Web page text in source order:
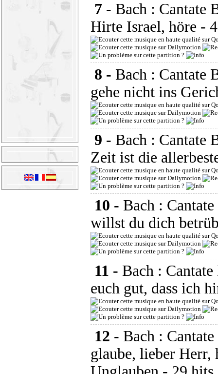
7 - Bach : Cantate
Hirte Israel, höre -
8 - Bach : Cantate
gehe nicht ins
9 - Bach : Cantate
Zeit ist die
10 - Bach :
willst du dich
11 - Bach :
euch gut, dass ich
12 - Bach :
glaube, lieber